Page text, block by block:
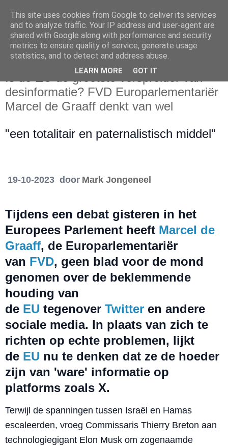
vrijdag 20 oktober 2023
Is de EU de grootste verspreider van
desinformatie? FVD Europarlementariër
Marcel de Graaff denkt van wel
"een totalitair en paternalistisch middel"
19-10-2023 door Mark Jongeneel
Tijdens een debat gisteren in het
Europees Parlement heeft Marcel de
Graaff, de Europarlementariër
van FVD, geen blad voor de mond
genomen over de beklemmende
houding van
de EU tegenover Twitter en andere
sociale media. In plaats van zich te
richten op echte problemen, lijkt
de EU nu te denken dat ze de hoeder
zijn van 'ware' informatie op
platforms zoals X.
Terwijl de spanningen tussen Israël en Hamas
escaleerden, vroeg Commissaris Thierry Breton aan
technologiegigant Elon Musk om zogenaamde
This site uses cookies from Google to deliver its services
and to analyze traffic. Your IP address and user-agent are
shared with Google along with performance and security
metrics to ensure quality of service, generate usage
statistics, and to detect and address abuse.
LEARN MORE GOT IT